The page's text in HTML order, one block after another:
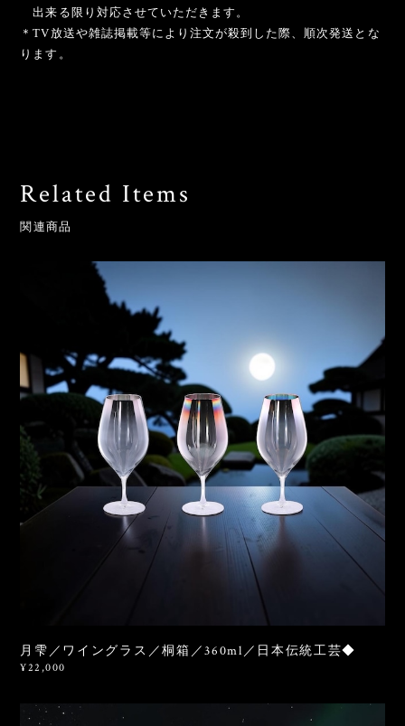
出来る限り対応させていただきます。
＊TV放送や雑誌掲載等により注文が殺到した際、順次発送とな
ります。
Related Items
関連商品
月雫／ワイングラス／桐箱／360ml／日本伝統工芸◆
¥22,000